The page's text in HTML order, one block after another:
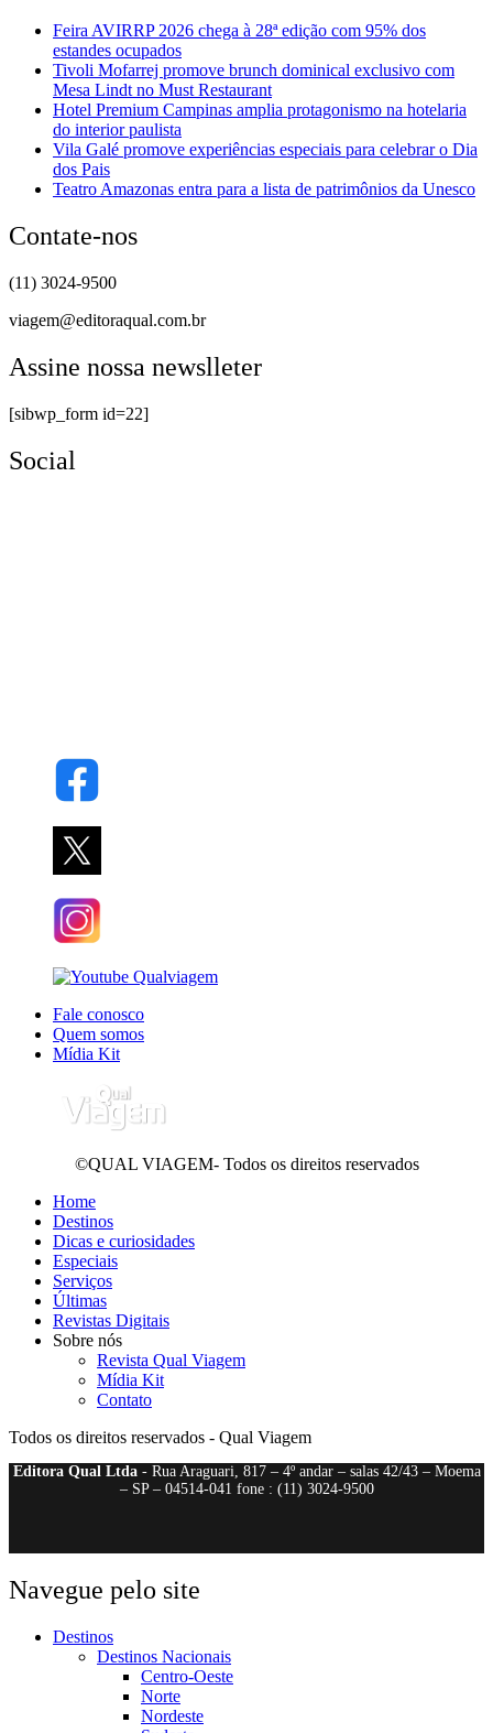
Feira AVIRRP 2026 chega à 28ª edição com 95% dos
estandes ocupados
Tivoli Mofarrej promove brunch dominical exclusivo com
Mesa Lindt no Must Restaurant
Hotel Premium Campinas amplia protagonismo na hotelaria
do interior paulista
Vila Galé promove experiências especiais para celebrar o Dia
dos Pais
Teatro Amazonas entra para a lista de patrimônios da Unesco
Contate-nos
(11) 3024-9500
viagem@editoraqual.com.br
Assine nossa newslleter
[sibwp_form id=22]
Social
Fale conosco
Quem somos
Mídia Kit
©QUAL VIAGEM- Todos os direitos reservados
Home
Destinos
Dicas e curiosidades
Especiais
Serviços
Últimas
Revistas Digitais
Sobre nós
Revista Qual Viagem
Mídia Kit
Contato
Todos os direitos reservados - Qual Viagem
Editora Qual Ltda- Rua Araguari, 817 – 4º andar – salas 42/43 – Moema
– SP – 04514-041 fone : (11) 3024-9500
Navegue pelo site
Destinos
Destinos Nacionais
Centro-Oeste
Norte
Nordeste